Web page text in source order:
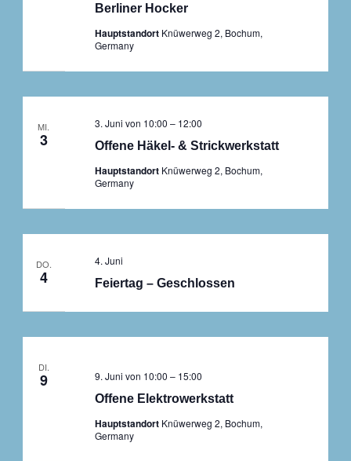
Berliner Hocker
Hauptstandort Knüwerweg 2, Bochum,
Germany
MI.
3 Offene Häkel- & Strickwerkstatt
3. Juni von 10:00 – 12:00
Hauptstandort Knüwerweg 2, Bochum,
Germany
DO.
4 Feiertag – Geschlossen
4. Juni
DI.
9
Offene Elektrowerkstatt
9. Juni von 10:00 – 15:00
Hauptstandort Knüwerweg 2, Bochum,
Germany